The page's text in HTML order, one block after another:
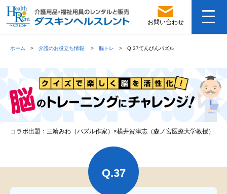
お問い合わせ
ホーム 介護のお役立ち情報 脳トレ Q.37てんびんパズル
コラボ出題：三輪みわ（パズル作家）×横井賀津志（森ノ宮医療大学教授）
Q.37